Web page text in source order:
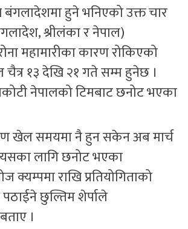
हुने भनिएको उक्त चार
श्रीलंका र नेपाल)
महामारीका कारण रोकिएको
चैत्र १३ देखि २१ गते सम्म हुनेछ ।
नेपालको टिमबाट छनोट भएका
खेल समयमा नै हुन सकेन अब मार्च
लागि छनोट भएका
क्यम्पमा राखि प्रतियोगिताको
छुल्तिम शेर्पाले
।